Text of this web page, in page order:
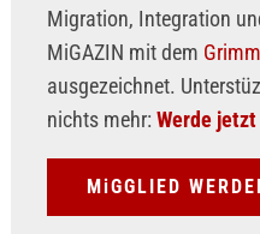
Migration, Integration
MiGAZIN mit dem
ausgezeichnet.
nichts mehr: Werde
MiGGLIED